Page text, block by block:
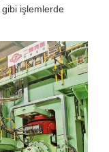
gibi işlemlerde